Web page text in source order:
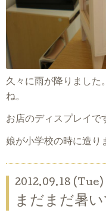
久々に雨が降りました
ね。
お店のディスプレイで
娘が小学校の時に造り
2012.09.18 (Tue)
まだまだ暑